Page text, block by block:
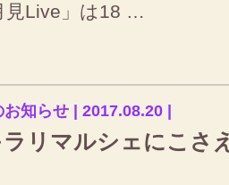
見Live」は18 …
知らせ | 2017.08.20 |
リマルシェにこさ